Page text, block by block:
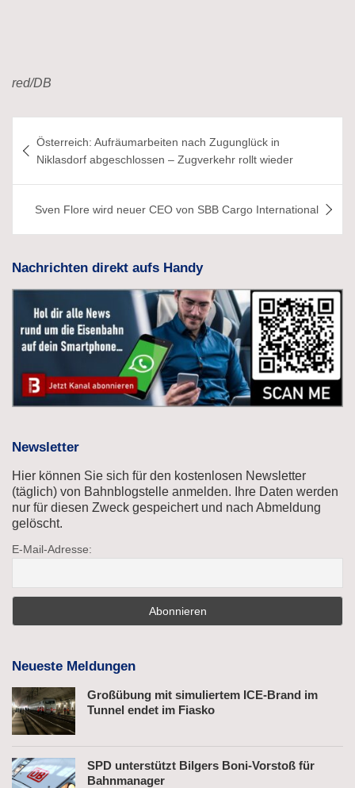
red/DB
Österreich: Aufräumarbeiten nach Zugunglück in
Niklasdorf abgeschlossen – Zugverkehr rollt wieder
Sven Flore wird neuer CEO von SBB Cargo International
Nachrichten direkt aufs Handy
Newsletter
Hier können Sie sich für den kostenlosen Newsletter
(täglich) von Bahnblogstelle anmelden. Ihre Daten werden
nur für diesen Zweck gespeichert und nach Abmeldung
gelöscht.
E-Mail-Adresse:
Neueste Meldungen
Großübung mit simuliertem ICE-Brand im
Tunnel endet im Fiasko
SPD unterstützt Bilgers Boni-Vorstoß für
Bahnmanager